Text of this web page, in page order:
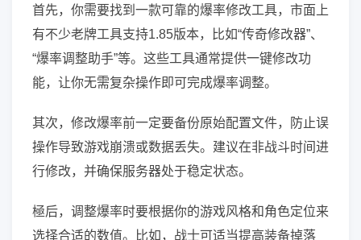
首先，你需要找到一款可靠的爆率修改工具，市面上
有不少老牌工具支持1.85版本，比如“传奇修改器”、
“爆率调整助手”等。这些工具通常提供一键修改功
能，让你无需复杂操作即可完成爆率调整。
其次，修改爆率前一定要备份原始配置文件，防止误
操作导致游戏崩溃或数据丢失。建议在非战斗时间进
行修改，并确保服务器处于稳定状态。
極后，调整爆率时要根据你的游戏风格和角色定位来
选择合适的数值。比如，战士可适当提高装备掉落